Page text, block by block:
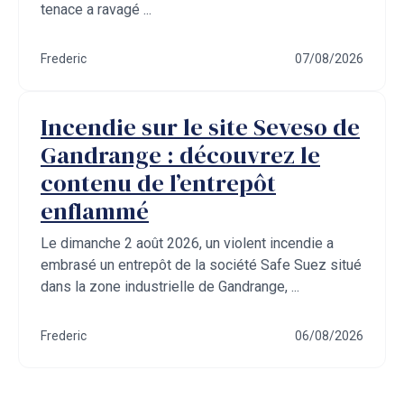
tenace a ravagé ...
Frederic 07/08/2026
Incendie sur le site Seveso de
Gandrange : découvrez le
contenu de l’entrepôt
enflammé
Le dimanche 2 août 2026, un violent incendie a
embrasé un entrepôt de la société Safe Suez situé
dans la zone industrielle de Gandrange, ...
Frederic 06/08/2026